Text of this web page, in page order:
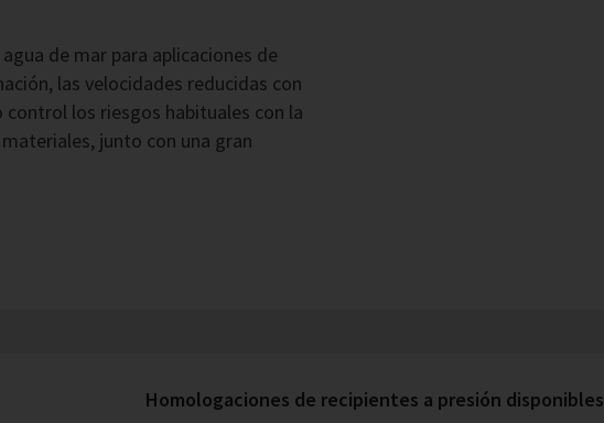
de mar para aplicaciones de
las velocidades reducidas con
los riesgos habituales con la
junto con una gran
Homologaciones de recipientes a presión disponibles